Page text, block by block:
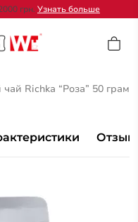
грн. Узнать больше
Richka “Роза” 50 грам